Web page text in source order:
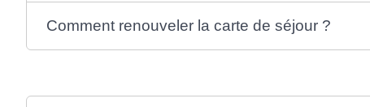
Comment renouveler la carte de séjour ?